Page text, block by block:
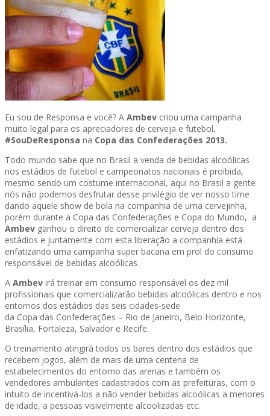
Eu sou de Responsa e você? A Ambev criou uma campanha
muito legal para os apreciadores de cerveja e futebol,
#SouDeResponsa na Copa das Confederações 2013.
Todo mundo sabe que no Brasil a venda de bebidas alcoólicas
nos estádios de futebol e campeonatos nacionais é proibida,
mesmo sendo um costume internacional, aqui no Brasil a gente
nós não podemos desfrutar desse privilégio de ver nosso time
dando aquele show de bola na companhia de uma cervejinha,
porém durante a Copa das Confederações e Copa do Mundo, a
Ambev ganhou o direito de comercializar cerveja dentro dos
estádios e juntamente com esta liberação a companhia está
enfatizando uma campanha super bacana em prol do consumo
responsável de bebidas alcoólicas.
A Ambev irá treinar em consumo responsável os dez mil
profissionais que comercializarão bebidas alcoólicas dentro e nos
entornos dos estádios das seis cidades-sede
da Copa das Confederações – Rio de Janeiro, Belo Horizonte,
Brasília, Fortaleza, Salvador e Recife.
O treinamento atingirá todos os bares dentro dos estádios que
recebem jogos, além de mais de uma centena de
estabelecimentos do entorno das arenas e também os
vendedores ambulantes cadastrados com as prefeituras, com o
intuito de incentivá-los a não vender bebidas alcoólicas a menores
de idade, a pessoas visivelmente alcoolizadas etc.